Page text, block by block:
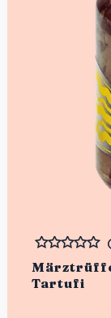
Tartufi
Bewertet